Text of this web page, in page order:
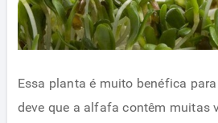
Essa planta é muito benéfica
deve que a alfafa contêm muitas